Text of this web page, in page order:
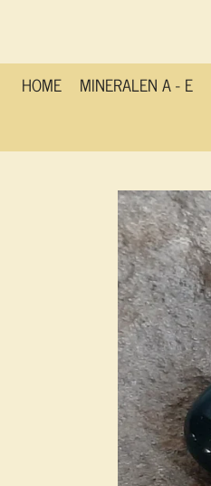
de
hoofdinhoud
HOME MINERALEN A - E